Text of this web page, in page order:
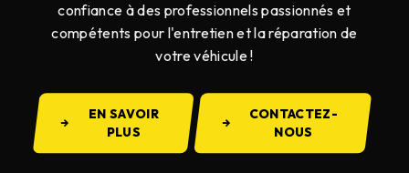
confiance à des professionnels passionnés et
compétents pour l'entretien et la réparation de
votre véhicule !
EN SAVOIR
PLUS
CONTACTEZ-
NOUS